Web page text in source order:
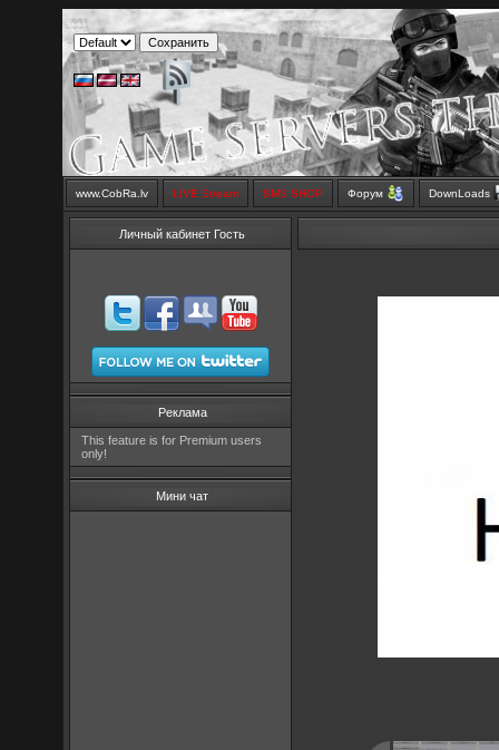
www.CobRa.lv LIVE Stream SMS SHOP Форум DownLoads
Личный кабинет Гость
Реклама
This feature is for Premium users
only!
Мини чат